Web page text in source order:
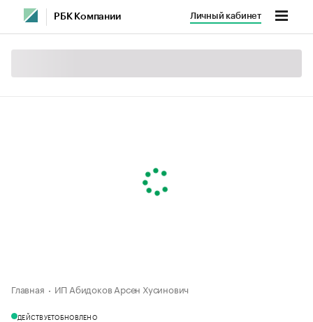
РБК Компании Личный кабинет
Главная ИП Абидоков Арсен Хусинович
ДЕЙСТВУЕТОБНОВЛЕНО